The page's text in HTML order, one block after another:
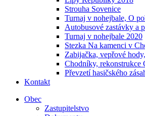
Strouha Sovenice
Turnaj v nohejbale, O
Autobusové zastávky a
Turnaj v nohejbale 2020
Stezka Na kamenci v
Zabijačka, vepřové
Chodníky, rekonstrukce
Převzetí hasičského
Kontakt
Obec
Zastupitelstvo